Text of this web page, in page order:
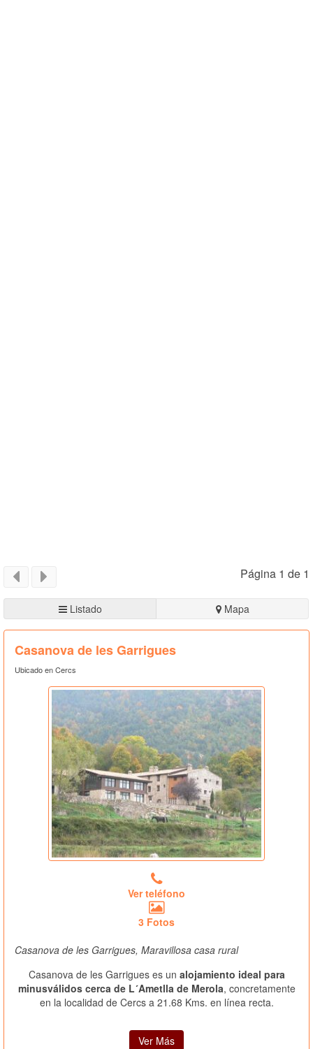
Página 1 de 1
Listado Mapa
Casanova de les Garrigues
Ubicado en Cercs
Ver teléfono
3 Fotos
Casanova de les Garrigues, Maravillosa casa rural
Casanova de les Garrigues es un alojamiento ideal para
minusválidos cerca de L´Ametlla de Merola, concretamente
en la localidad de Cercs a 21.68 Kms. en línea recta.
Ver Más